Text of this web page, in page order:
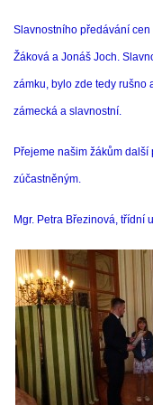
ENVIRONMENTÁLNÍ
FOTOALBUM
ŠKOLNÍ DRUŽINA
ARCHIV
KROUŽKY
NAŠE ÚSPĚCHY
Slavnostního předávání cen
Žáková a Jonáš Joch.
zámku, bylo zde tedy rušno
zámecká a slavnostní.
Přejeme našim žákům
zúčastněným.
Mgr. Petra Březinová, třídní